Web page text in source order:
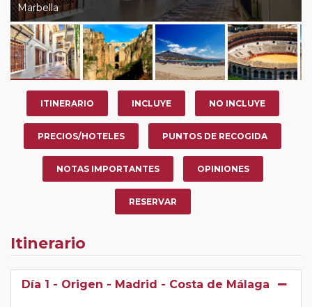
Marbella
ITINERARIO INCLUYE NO INCLUYE
PRECIOS/HOTELES PUNTOS DE RECOGIDA
NOTAS IMPORTANTES OPINIONES
RESERVAR
Itinerario
Día 1 - Origen - Madrid - Costa de Málaga